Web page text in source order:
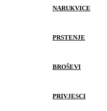
NARUKVICE
PRSTENJE
BROŠEVI
PRIVJESCI